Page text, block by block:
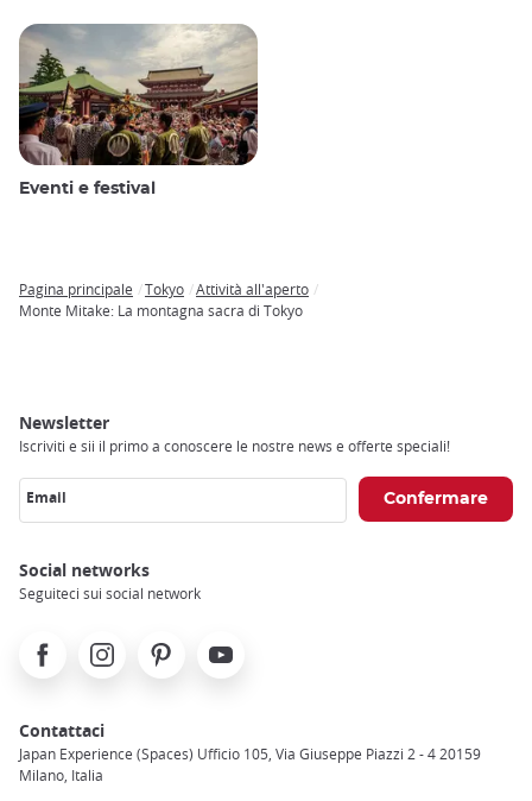
Eventi e festival
Breadcrumb
Pagina principale Tokyo
Attività all'aperto
Monte Mitake: La montagna sacra di Tokyo
Newsletter
Iscriviti e sii il primo a conoscere le nostre news e offerte speciali!
Email
Social networks
Seguiteci sui social network
FacebookInstagramPinterest Youtube
Contattaci
Japan Experience (Spaces) Ufficio 105, Via Giuseppe Piazzi 2 - 4 20159
Milano, Italia